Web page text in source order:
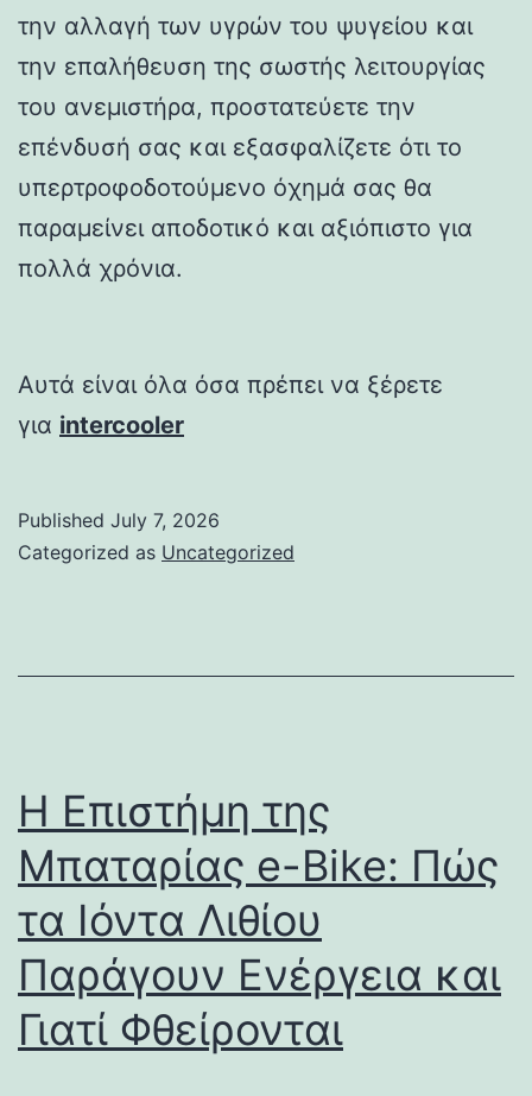
την αλλαγή των υγρών του ψυγείου και
την επαλήθευση της σωστής λειτουργίας
του ανεμιστήρα, προστατεύετε την
επένδυσή σας και εξασφαλίζετε ότι το
υπερτροφοδοτούμενο όχημά σας θα
παραμείνει αποδοτικό και αξιόπιστο για
πολλά χρόνια.
Αυτά είναι όλα όσα πρέπει να ξέρετε
για intercooler
Published July 7, 2026
Categorized as Uncategorized
Η Επιστήμη της
Μπαταρίας e-Bike: Πώς
τα Ιόντα Λιθίου
Παράγουν Ενέργεια και
Γιατί Φθείρονται